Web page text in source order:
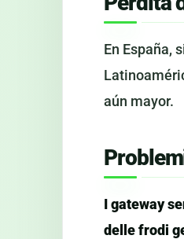
En España,
aún mayor.
I gateway
delle frodi